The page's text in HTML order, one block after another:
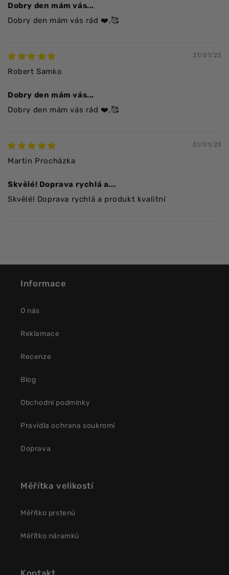
Dobry den mám vás...
Dobry den mám vás rád ❤️,🥰
31/01/23
Robert Samko
Dobry den mám vás...
Dobry den mám vás rád ❤️,🥰
31/01/23
Martin Procházka
Skvělé! Doprava rychlá a...
Skvělé! Doprava rychlá a produkt kvalitní
Informace
O nás
Reklamace
Recenze
Blog
Obchodní podmínky
Pravidla ochrana soukromí
Doprava
Měřítka velikostí
Měřítko prstenů
Měřítko náramků
Kontakt